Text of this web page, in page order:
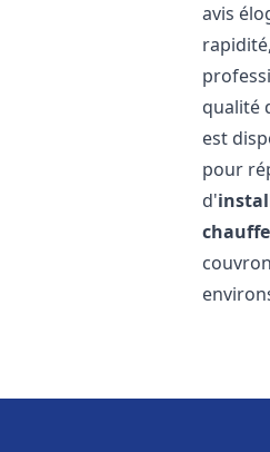
avis
qualité
est
pour
d'